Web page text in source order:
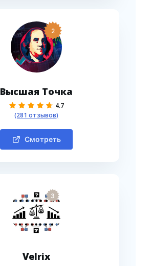
2
Высшая Точка
4.7
(281 отзывов)
Смотреть
3
Velrix